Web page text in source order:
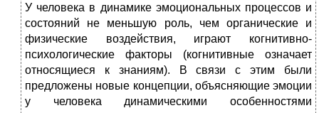
У человека в динамике эмоциональных процессов и
состояний не меньшую роль, чем органические и
физические воздействия, играют когнитивно-
психологические факторы (когнитивные означает
относящиеся к знаниям). В связи с этим были
предложены новые концепции, объясняющие эмоции
у человека динамическими особенностями